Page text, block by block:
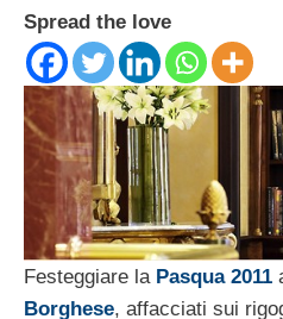
Spread the love
Festeggiare la Pasqua 2011
Borghese, affacciati sui